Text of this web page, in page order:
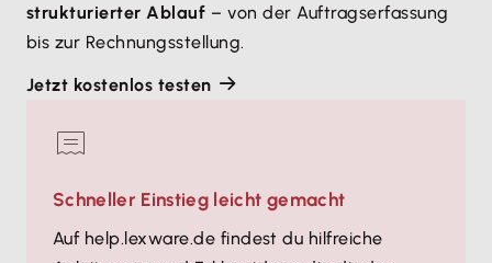
strukturierter Ablauf – von der Auftragserfassung
bis zur Rechnungsstellung.
Jetzt kostenlos testen
Schneller Einstieg leicht gemacht
Auf help.lexware.de findest du hilfreiche